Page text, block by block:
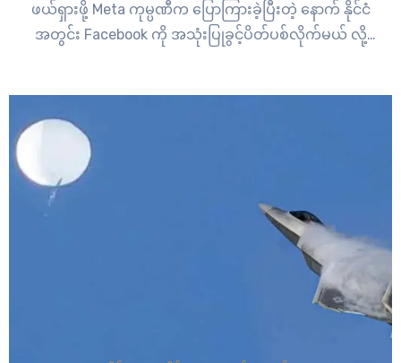
ဖယ်ရှားဖို့ Meta ကုမ္ပဏီက ပြောကြားခဲ့ပြီးတဲ့ နောက် နိုင်ငံ
အတွင်း Facebook ကို အသုံးပြုခွင့်ပိတ်ပစ်လိုက်မယ် လို့